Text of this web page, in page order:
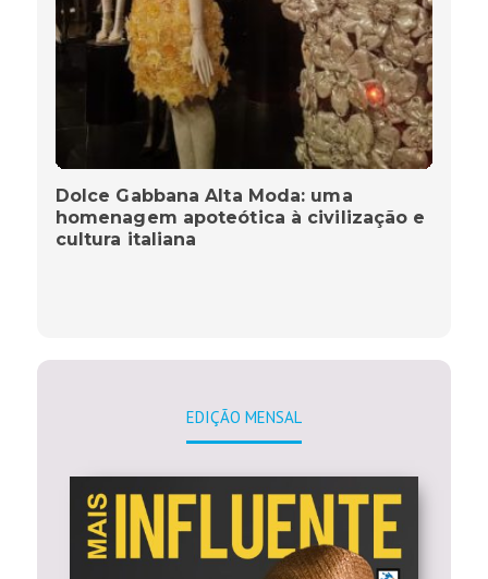
Dolce Gabbana Alta Moda: uma
homenagem apoteótica à civilização e
cultura italiana
EDIÇÃO MENSAL